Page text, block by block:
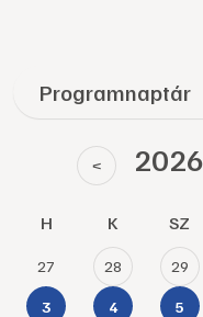
Programnaptár
<
H K SZ
27 28 29
3 4 5